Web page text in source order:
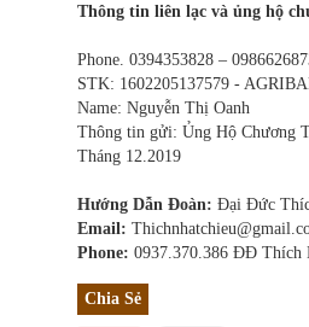
Thông tin liên lạc và ủng hộ
Phone. 0394353828 –
STK: 1602205137579 -
Name: Nguyễn Thị Oanh
Thông tin gửi: Ủng Hộ Chương
Tháng 12.2019
Hướng Dẫn Đoàn: Đại Đức
Email:
Phone: 0937.370.386 ĐĐ Thích
Chia Sẻ